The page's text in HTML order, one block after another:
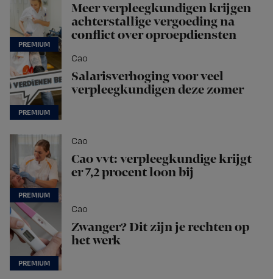
Meer verpleegkundigen krijgen
achterstallige vergoeding na
conflict over oproepdiensten
Cao
Salarisverhoging voor veel
verpleegkundigen deze zomer
Cao
Cao vvt: verpleegkundige krijgt
er 7,2 procent loon bij
Cao
Zwanger? Dit zijn je rechten op
het werk